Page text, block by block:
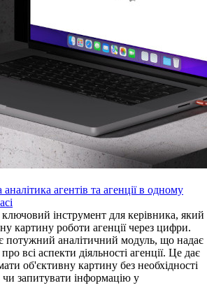
агентів та агенції в одному
інструмент для керівника, який
картину роботи агенції через цифри.
потужний аналітичний модуль, що надає
всі аспекти діяльності агенції. Це дає
об'єктивну картину без необхідності
чи запитувати інформацію у